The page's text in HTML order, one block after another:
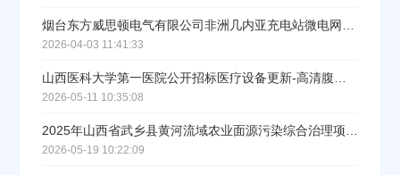
烟台东方威思顿电气有限公司非洲几内亚充电站微电网储充一体舱设备采购项目中标公告
2026-04-03 11:41:33
山西医科大学第一医院公开招标医疗设备更新-高清腹腔镜、3D腹腔镜结果公告
2026-05-11 10:35:08
2025年山西省武乡县黄河流域农业面源污染综合治理项目设备购置第五批（撒肥施肥车）结果公告
2026-05-19 10:22:09